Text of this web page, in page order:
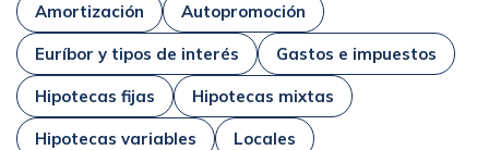
Amortización Autopromoción
Euríbor y tipos de interés Gastos e impuestos
Hipotecas fijas Hipotecas mixtas
Hipotecas variables Locales